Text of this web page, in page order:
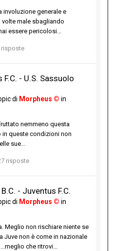
involuzione generale e
male sbagliando
essere pericolosi...
risposte
- U.S. Sassuolo
di Morpheus © in
nemmeno questa
queste condizioni non
sue...
risposte
- Juventus F.C.
di Morpheus © in
Meglio non rischiare niente se
Juve non è come in nazionale
che ritrovi...